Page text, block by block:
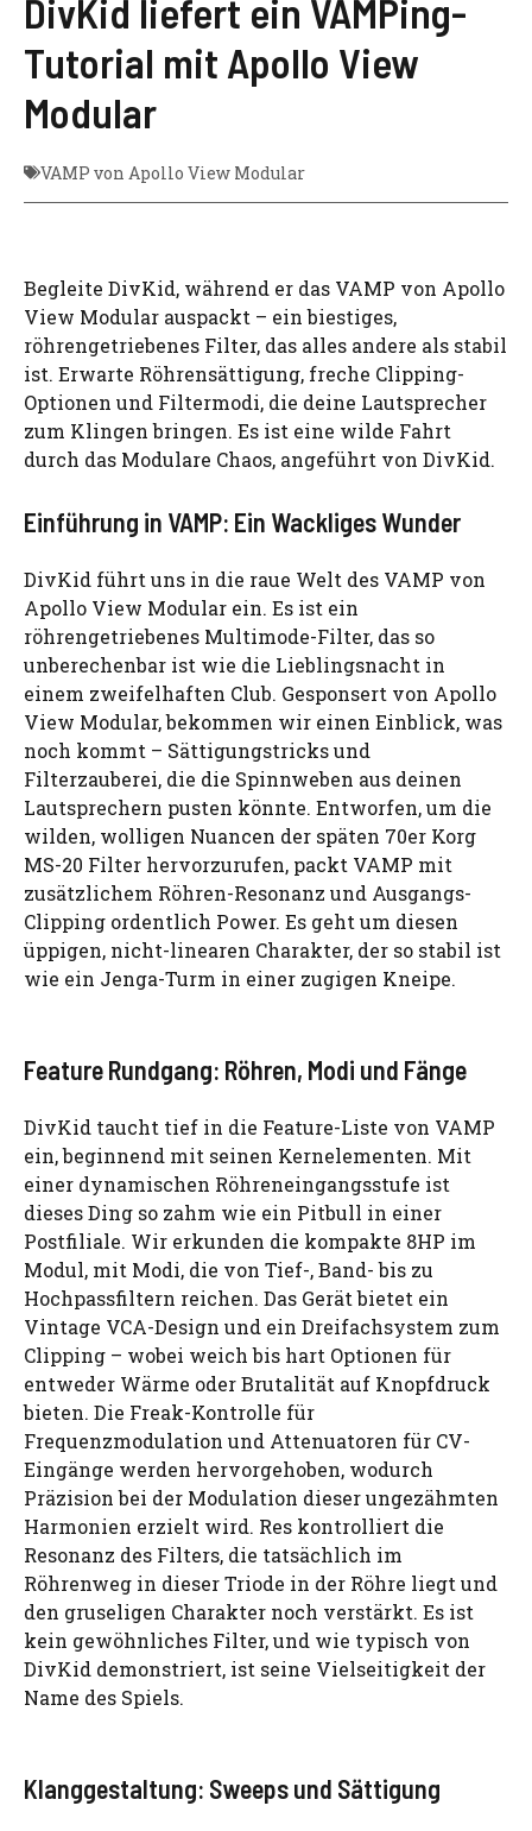
DivKid liefert ein VAMPing-
Tutorial mit Apollo View
Modular
VAMP von Apollo View Modular
Begleite DivKid, während er das VAMP von Apollo
View Modular auspackt – ein biestiges,
röhrengetriebenes Filter, das alles andere als stabil
ist. Erwarte Röhrensättigung, freche Clipping-
Optionen und Filtermodi, die deine Lautsprecher
zum Klingen bringen. Es ist eine wilde Fahrt
durch das Modulare Chaos, angeführt von DivKid.
Einführung in VAMP: Ein Wackliges Wunder
DivKid führt uns in die raue Welt des VAMP von
Apollo View Modular ein. Es ist ein
röhrengetriebenes Multimode-Filter, das so
unberechenbar ist wie die Lieblingsnacht in
einem zweifelhaften Club. Gesponsert von Apollo
View Modular, bekommen wir einen Einblick, was
noch kommt – Sättigungstricks und
Filterzauberei, die die Spinnweben aus deinen
Lautsprechern pusten könnte. Entworfen, um die
wilden, wolligen Nuancen der späten 70er Korg
MS-20 Filter hervorzurufen, packt VAMP mit
zusätzlichem Röhren-Resonanz und Ausgangs-
Clipping ordentlich Power. Es geht um diesen
üppigen, nicht-linearen Charakter, der so stabil ist
wie ein Jenga-Turm in einer zugigen Kneipe.
Feature Rundgang: Röhren, Modi und Fänge
DivKid taucht tief in die Feature-Liste von VAMP
ein, beginnend mit seinen Kernelementen. Mit
einer dynamischen Röhreneingangsstufe ist
dieses Ding so zahm wie ein Pitbull in einer
Postfiliale. Wir erkunden die kompakte 8HP im
Modul, mit Modi, die von Tief-, Band- bis zu
Hochpassfiltern reichen. Das Gerät bietet ein
Vintage VCA-Design und ein Dreifachsystem zum
Clipping – wobei weich bis hart Optionen für
entweder Wärme oder Brutalität auf Knopfdruck
bieten. Die Freak-Kontrolle für
Frequenzmodulation und Attenuatoren für CV-
Eingänge werden hervorgehoben, wodurch
Präzision bei der Modulation dieser ungezähmten
Harmonien erzielt wird. Res kontrolliert die
Resonanz des Filters, die tatsächlich im
Röhrenweg in dieser Triode in der Röhre liegt und
den gruseligen Charakter noch verstärkt. Es ist
kein gewöhnliches Filter, und wie typisch von
DivKid demonstriert, ist seine Vielseitigkeit der
Name des Spiels.
Klanggestaltung: Sweeps und Sättigung